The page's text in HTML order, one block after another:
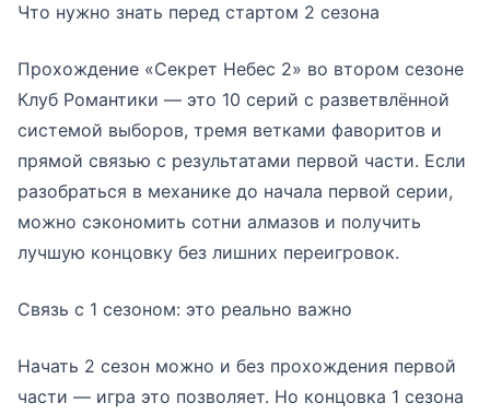
Что нужно знать перед стартом 2 сезона
Прохождение «Секрет Небес 2» во втором сезоне
Клуб Романтики — это 10 серий с разветвлённой
системой выборов, тремя ветками фаворитов и
прямой связью с результатами первой части. Если
разобраться в механике до начала первой серии,
можно сэкономить сотни алмазов и получить
лучшую концовку без лишних переигровок.
Связь с 1 сезоном: это реально важно
Начать 2 сезон можно и без прохождения первой
части — игра это позволяет. Но концовка 1 сезона